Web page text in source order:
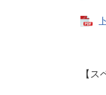
【ス